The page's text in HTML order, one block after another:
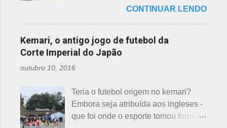
redes sociais. Algumas instituições
repassar aos necessitados. A pref...
números com significados ruins. Nos
tempos antigos, outras idades eram
incluídas como desfavoráveis. Yaku,
se traduz como infortúnio ou má sorte
ano. Se procurarmos pela tradução
da palavra Yakudoshi no Google,
aparece a palavra climatério. Embora
não haja muita informação, encontrei
números 4 (pronunciado " shi ") e 9
(pronunciado " ku ") são
considerados de azar, por causa da
pronúncia. "Shi" significa, também,
morte e "ku" , agonia ou tortura. 7 é
um número auspicioso em quase
sendo exceção no Japão. Este
número é incluído em vários termos,
por exemplo: 7 maravilhas do mundo,
CONTINUAR LENDO
Kemari, o antigo jogo de futebol da
Corte Imperial do Japão
outubro 10, 2016
Teria o futebol origem no kemari?
Embora seja atribuída aos ingleses -
que foi onde o esporte tomou forma -